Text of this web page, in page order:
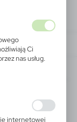
Ci
nas usług.
ustawień
internetowej